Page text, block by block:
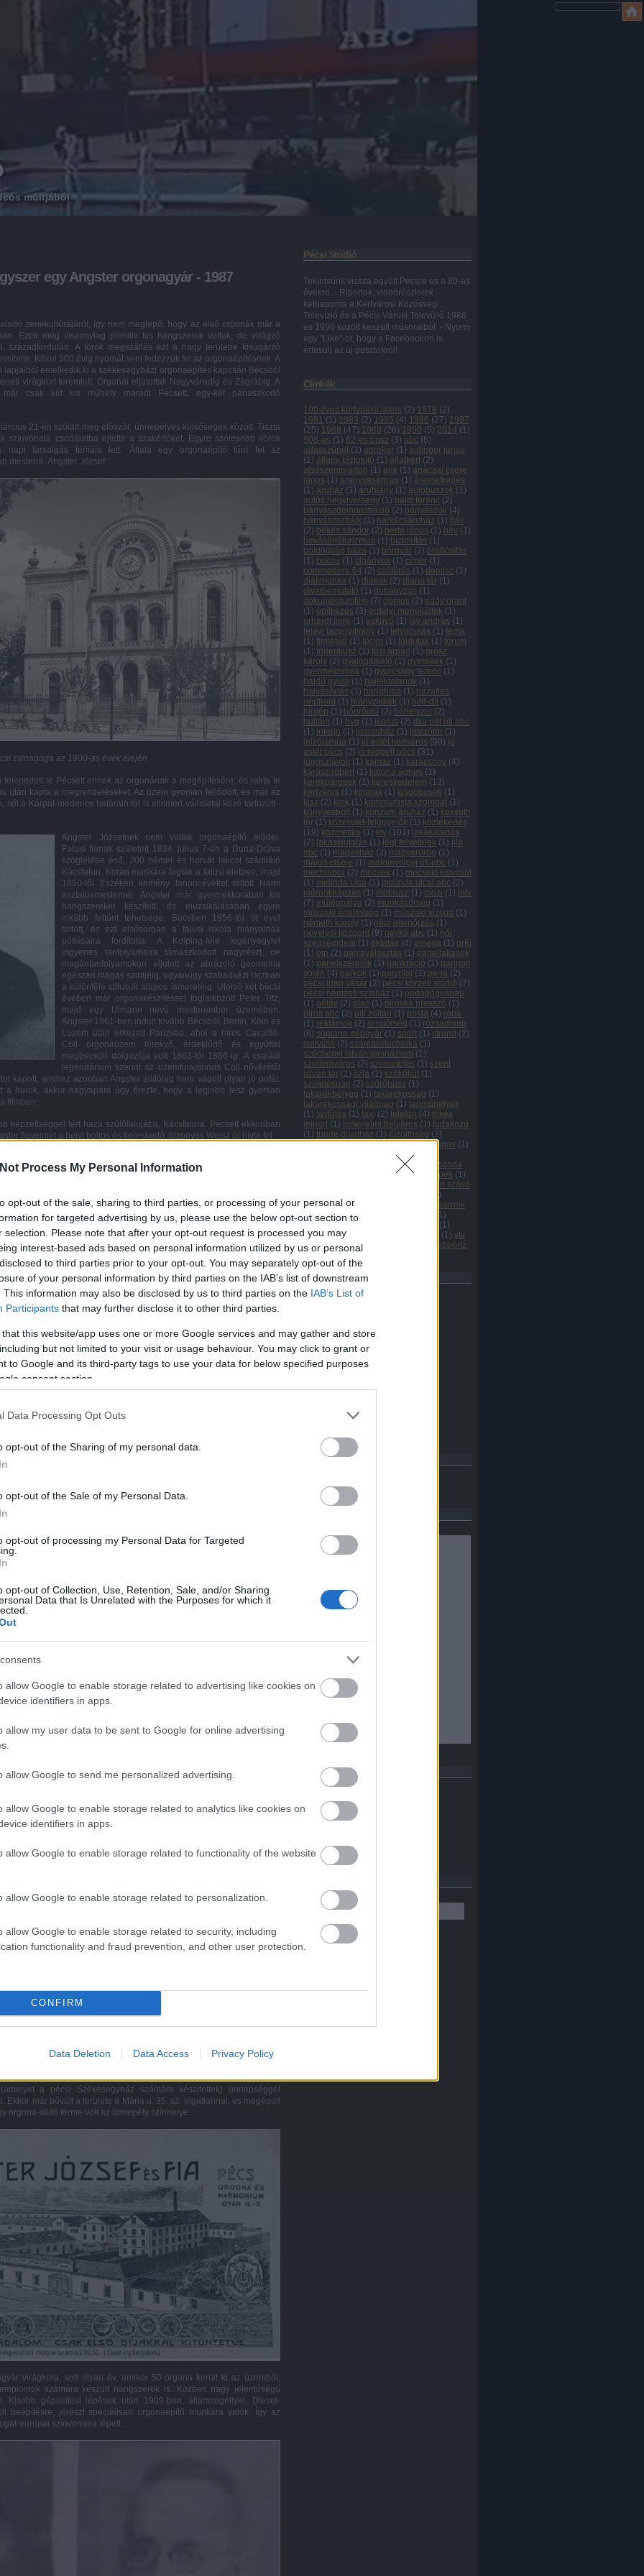
Process My Personal Information
opt-out of the sale, sharing to third parties, or processing of your personal or
for targeted advertising by us, please use the below opt-out section to
selection. Please note that after your opt-out request is processed you may
interest-based ads based on personal information utilized by us or personal
to third parties prior to your opt-out. You may separately opt-out of the
of your personal information by third parties on the IAB’s list of downstream
This information may also be disclosed by us to third parties on the IAB’s List of
Participants that may further disclose it to other third parties.
that this website/app uses one or more Google services and may gather and store
but not limited to your visit or usage behaviour. You may click to grant or
to Google and its third-party tags to use your data for below specified purposes
consent section.
Data Processing Opt Outs
opt-out of the Sharing of my personal data.
opt-out of the Sale of my Personal Data.
opt-out of processing my Personal Data for Targeted
opt-out of Collection, Use, Retention, Sale, and/or Sharing
Data that Is Unrelated with the Purposes for which it
allow Google to enable storage related to advertising like cookies on
identifiers in apps.
allow my user data to be sent to Google for online advertising
allow Google to send me personalized advertising.
allow Google to enable storage related to analytics like cookies on
identifiers in apps.
allow Google to enable storage related to functionality of the website
allow Google to enable storage related to personalization.
allow Google to enable storage related to security, including
functionality and fraud prevention, and other user protection.
CONFIRM
Data Deletion Data Access Privacy Policy
múltjából
Pécsi Stúdió
Tekintsünk vissza együtt Pécsre és a 80-as
évekre. - Riportok, videórészletek
kétnaponta a Kertvárosi Közösségi
Televízió és a Pécsi Városi Televízió 1986
és 1990 között készült műsoraiból. - Nyomj
egy "Like"-ot, hogy a Facebookon is
értesülj az új posztokról!
Címkék
100 éves kertvátosi lakos (2) 1978 (2)
1981 (1) 1983 (2) 1985 (4) 1986 (27) 1987
(25) 1988 (47) 1989 (26) 1990 (5) 2014 (1)
508-as (1) 62-es busz (3) abc (6)
adásszünet (1) agroker (1) aidinger jános
(1) állami biztosító (1) állatkert (2)
alsószentmárton (1) ank (1) apáczai csere
jános (1) aranyvasárnap (1) áremelkedés
(1) áruház (1) áruhiány (1) autóbuszok (1)
autós hegyiverseny (1) bakti ferenc (2)
bányászdemonstráció (2) bányászok (4)
bányászsztrájk (1) barkácsáruház (1) báv
(2) békés sándor (2) berta jános (1) bév (1)
bevásárlóturizmus (1) biztosítás (1)
boldogság háza (1) bőrgyár (2) bruttósítás
(1) bucsu (1) cigányok (1) címer (1)
commodore 64 (2) csőtörés (1) demisz (1)
diákmunka (1) diákok (2) diana tér (1)
divatbemutató (1) dohányzás (1)
dokumentumfilm (7) domus (2) eddy grant
(1) építkezés (3) erdélyi menekültek (1)
erhardt imre (1) esküvő (1) fáy andrás (1)
félévi bizonyítvány (1) felvonulás (1) fema
(1) filmetűd (1) főcím (1) földutak (1) fórum
(1) friderikusz (1) füzi árpád (1) grósz
károly (2) gyalogátkelő (1) gyerekek (1)
gyermekruhák (1) gyurcsány ferenc (1)
hajdú gyula (1) hajléktalanok (1)
halvásárlás (1) hanghiba (1) hazafias
népfront (1) hiánycikkek (1) hild-díj (1)
hírgép (1) hőerőmű (2) hóhelyzet (2)
hullám (1) hvg (1) ikarus (2) ilku pál úti abc
(1) interjú (1) iparosház (1) játszótér (1)
jelzőlámpa (1) jó estét kertváros (99) jó
estét pécs (2) jó reggelt pécs (31)
jugoszlávok (1) kamaz (1) karácsony (4)
kárász róbert (1) katona ágnes (1)
kerékpárosok (1) kereskedelem (12)
kertváros (1) kínaiak (1) kisdobosok (1)
kisz (2) kmk (1) kommunista szombat (1)
könyvesbolt (1) konzum áruház (1) kossuth
tér (1) közerület-felügyelők (1) közlekedés
(19) kozmetika (1) ktv (101) lakásátadás
(2) lakáskiutalás (1) légi felvételek (1) lila
abc (1) magasház (2) magyarürög (1)
május elseje (1) malomvölgyi úti abc (1)
mechlabor (2) mecsek (1) mecseki kisvasút
(1) melinda utca (1) melinda utcai abc (2)
mérnökképzés (1) möbiusz (1) mozi (1) mtv
(7) műjégpálya (2) munkásőrség (1)
műszaki értelmiség (1) műszaki vizsga (1)
németh károly (1) népi ellenőrzés (1)
nevelési központ (9) nevkó abc (1) női
szépségideál (1) oktatás (4) omega (1) orfű
(1) otp (2) pályaválasztás (1) panellakások
(1) panelszerelők (1) pankráció (1) pannon
volán (4) parkok (1) patyolat (1) pe-ta (2)
pécsi ipari vásár (2) pécsi körzeti stúdió (7)
pécsi nemzeti színház (1) pedagógusnap
(1) pétáv (2) piac (1) piroska presszó (1)
piros abc (2) piti zoltán (1) posta (4) rába
(1) reklámok (2) rendőrség (1) rózsadomb
(8) sopiana gépgyár (1) sport (1) strand (2)
sulivízió (2) számítástechnika (1)
széchenyi istván gimnázium (1)
szellemváros (2) szemetelés (1) szent
istván tér (1) szja (1) szökőkút (1)
születésnap (2) szűrőbusz (1)
takarékbélyeg (1) takarékosság (1)
takarékossági világnap (1) tanműhelyek
(1) távfűtés (1) taxi (2) telefon (4) tőkés
import (1) történelmi belváros (1) tudakozó
(1) tünde divatház (1) tűzoltóság (2)
tűzvédelem (1) tv-computer (1) újságos (1)
uránbánya (
uránváros
uszoda
útkarbantartó gépek (1)
vadászkürt szálló
)
városgondnokság
városi sportcsarnok
(1) varsány utca 1)
(1)
videoklip (1 (1) vtv
(31) zászló (1) zöldövezetek
zsebpénz
Címkefelhő
Archívum
2014 augusztus
2014 július (13
2014 június (
2014 január
Blogajánló
Budapest Anno
Feedek
bejegyzések
Atom
egy Angster orgonagyár - 1987
zenekultúrájáról, így nem meglepő, hogy az első orgonák már a
Ezek még viszonylag primitív kis hangszerek voltak, de virágzó
századfordulón. A török megszállás ezt a nagy területre kisugárzó
Közel 300 évig nyomát sem fedezzük fel az orgonaépítésnek. A
emelkedik ki a székesegyházi orgonaépítés kapcsán Bécsből
virágkort teremtett. Orgonái eljutottak Nagyváradig és Zágrábig. A
csak két kis műhely maradt Pécsett, egy-két panaszkodó
21-én szólalt meg először, ünnepélyes külsőségek között. Tiszta
színvonala csodálatba ejtette a szakértőket. Egyre szélesebb körök
napi társalgás témája lett. Általa egy orgonaépítő tűnt fel az
mesterré: Angster József.
zsinagóga az 1900-as évek elején
le Pécsett ennek az orgonának a megépítésére, és rakta le
után kapta a megrendeléseket. Az üzem gyorsan fejlődött, és már az
sőt a Kárpát-medence határain túl is elismert vállalatai közé tartozott -
Angster Józsefnek nem voltak orgonaépítő elődei.
Falusi fiú­nak született 1834. július 7-én a Duna-Dráva
szögletébe eső, 200 német és horvát lakost számláló
Kácsfalun. Korán munkára fogták a falusi életben, majd
1850-től Eszé­ken kemény tanoncéveket töltött Haim
asztalosmesternél. Angster már gyermekkorában kis
hangszereket készített, és muzsikálásában egyre
inkább feltűnt tehetsége. Bécsben 1856-tól öt évet
töltött, és ezt elsősorban a falusi iskola hiányainak
pótlásaira fordította. A Kolping-féle legényegylet
ingyenes tanfolyamaira támaszkodott nagyrészt, de
magántanfolyamokon eljutott az ábrázoló geometria
egészen magas szintjéig, ugyanúgy szabadkézi rajzban
a különféle stílusok alapos ismeretéig. Utolsó két bécsi
évében már orgonakészítéssel foglalkozott Peter Titz,
majd egy Ulmann nevű mesterember üzemében.
Angster 1861-ben indult tovább Bécsből. Berlin, Köln és
Luzem után érkezett Párizsba, ahol a híres Cavaillé-
Coll orgonaüzem törekvő, érdeklődő és egyúttal
megbecsült dolgozója volt 1863-tóI 1866-ig. A családi
legendárium szerint az üzemtulajdonos Coll nővérétől
kapott, amihez azonban Angster állítólag nem vágott olyan jó pofát.
a hurok, akkor nagyapám úgy érezte, hogy a legjobb lesz gyorsan
filmben.
képzettséggel tért haza szülőfalujába, Kácsfalura. Pécsett ekkoriban
figyelmét a helyi boltos és kereskedő, bizonyos Weisz úr hívta fel.
lesz, s mi tudjuk, hogy Ön magas fokú képzettséget szerzett
Hitközség vezetőjénél, majd én írok ajánlólevelet az Ön számára.
aki megbízta egy tervezet és egy költségvetés elkészítésével
júniusában a tervezet már nem csak hogy elkészült, de elfogadásra
s mi Önnek jó reklámaivá leszünk.
zsinagóga orgonája napjainkban
áron, két év alatt készült el, amivel Angster megalapozta a gyár
a megrendelések. A megrendelések szaporodása, és köztük
miatt az orgonaüzem egyre nagyobb helyiségekbe költözött. Az
kialakításának első lépése: József u. 30. Itt már 1874-ben saját
és vezetésére egy volt bécsi munkatársát hívta meg. Eddig a nagy
hozatta, de a kalocsai székesegyházban már saját készítésű
haladt a századfordulóig, majd az első világháborúig. Az Angster-
medencét, sőt eljutottak az akkori határokon túlra is. Köztük a
a Szabadka-terézvárosi dóm, a győri és kassai székesegyházak
a pécsi Székesegyház számára készítettek) ünnepséggel
Ekkor már bővült a területe a Mária u. 35. sz. ingatlannal, és megépült
orgona-állító terme volt az ünnepély színhelye.
virágkora, volt olyan év, amikor 50 orgona került ki az üzemből,
számára készült hangszerek is. Közben nagy jelentőségű
Kisebb gépesítési lépések után 1909-ben, államsegéllyel, Diesel-
beépítésre, jórészt speciálisan orgonaépítő munkára valók. Így az
európai színvonalra lépett.